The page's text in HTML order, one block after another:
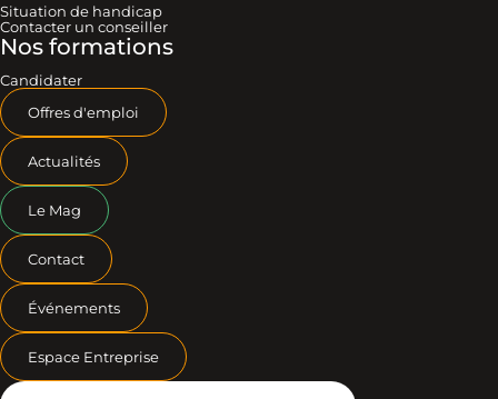
Situation de handicap
Contacter un conseiller
Nos formations
Candidater
Offres d'emploi
Actualités
Le Mag
Contact
Événements
Espace Entreprise